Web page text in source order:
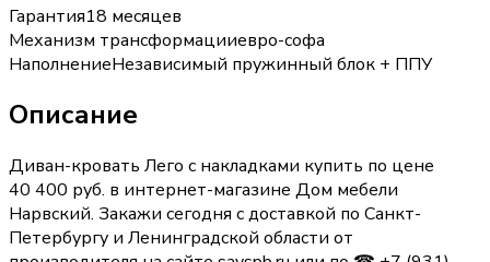
Гарантия18 месяцев
Механизм трансформацииевро-софа
НаполнениеНезависимый пружинный блок + ППУ
Описание
Диван-кровать Лего с накладками купить по цене
40 400 руб. в интернет-магазине Дом мебели
Нарвский. Закажи сегодня с доставкой по Санкт-
Петербургу и Ленинградской области от